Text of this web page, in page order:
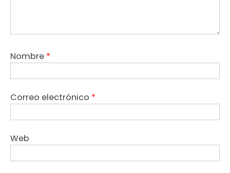
Nombre *
Correo electrónico *
Web